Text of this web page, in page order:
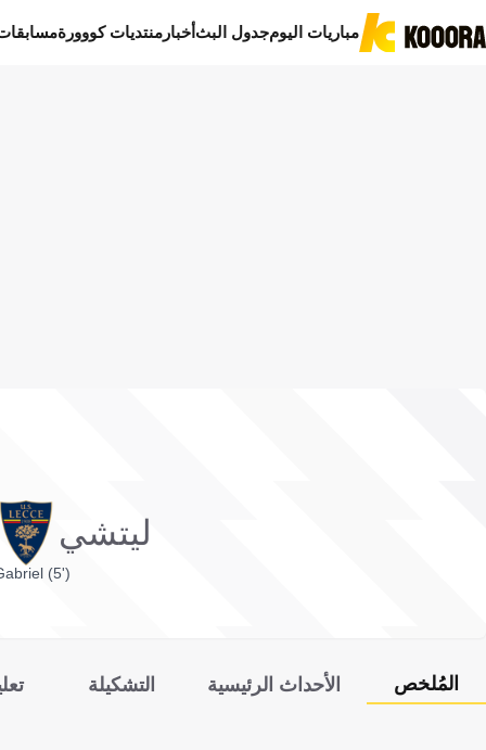
مباريات اليومجدول البثأخبار منتديات كووورة
ليتشي
(5')
المُلخص الأحداث الرئيسية التشكيلة